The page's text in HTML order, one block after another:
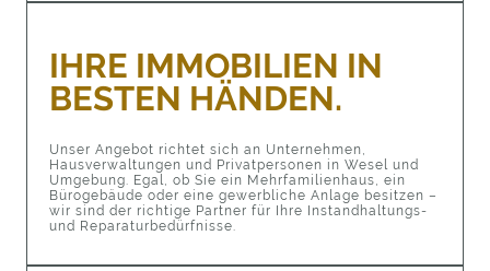
IHRE IMMOBILIEN IN
BESTEN HÄNDEN.
Unser Angebot richtet sich an Unternehmen,
Hausverwaltungen und Privatpersonen in Wesel und
Umgebung. Egal, ob Sie ein Mehrfamilienhaus, ein
Bürogebäude oder eine gewerbliche Anlage besitzen –
wir sind der richtige Partner für Ihre Instandhaltungs-
und Reparaturbedürfnisse.